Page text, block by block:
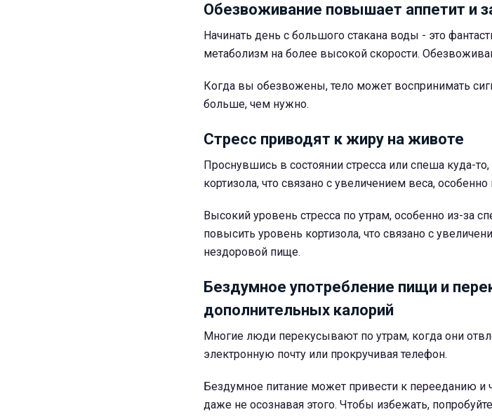
Обезвоживание повышает аппетит и
Начинать день с большого стакана воды - это
метаболизм на более высокой скорости.
Когда вы обезвожены, тело может воспринимать
больше, чем нужно.
Стресс приводят к жиру на животе
Проснувшись в состоянии стресса или спеша куда-
кортизола, что связано с увеличением веса,
Высокий уровень стресса по утрам, особенно из-за
повысить уровень кортизола, что связано с
нездоровой пище.
Бездумное употребление пищи и
дополнительных калорий
Многие люди перекусывают по утрам, когда они
электронную почту или прокручивая телефон.
Бездумное питание может привести к перееданию и
даже не осознавая этого. Чтобы избежать,